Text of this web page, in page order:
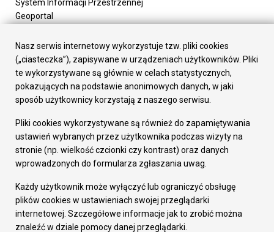
System Informacji Przestrzennej
Geoportal
Załatw sprawę
Prezydent Miasta
Rada Miasta
Wydziały
Elektroniczna Skrzynka Podawcza
Gospodarka
Fundusze europejskie
Środki krajowe
Oferty inwestycyjne
Pozostałe
Deklaracja dostępności
Dane osobowe
Nasz serwis internetowy wykorzystuje tzw. pliki cookies
(„ciasteczka”), zapisywane w urządzeniach użytkowników. Pliki
te wykorzystywane są głównie w celach statystycznych,
pokazujących na podstawie anonimowych danych, w jaki
sposób użytkownicy korzystają z naszego serwisu.
Pliki cookies wykorzystywane są również do zapamiętywania
ustawień wybranych przez użytkownika podczas wizyty na
stronie (np. wielkość czcionki czy kontrast) oraz danych
wprowadzonych do formularza zgłaszania uwag.
Każdy użytkownik może wyłączyć lub ograniczyć obsługę
plików cookies w ustawieniach swojej przeglądarki
internetowej. Szczegółowe informacje jak to zrobić można
znaleźć w dziale pomocy danej przeglądarki.